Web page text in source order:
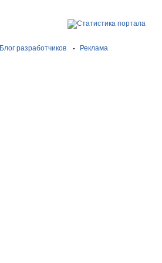
Блог разработчиков
Реклама